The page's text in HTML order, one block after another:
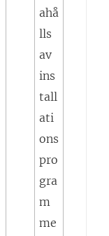
ahå
lls
av
ins
tall
ati
ons
pro
gra
m
me